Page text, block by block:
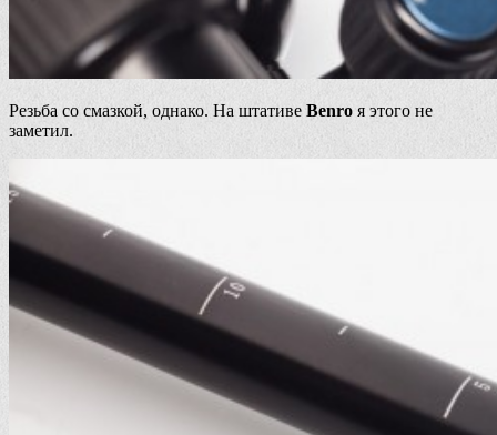
Резьба со смазкой, однако. На штативе Benro я этого не
заметил.